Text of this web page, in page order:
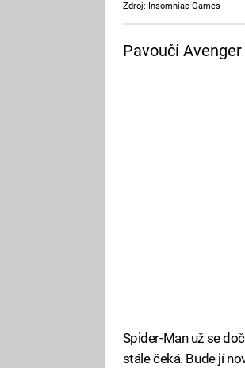
Zdroj: Insomniac Games
Pavoučí
Spider-Man už se
stále čeká. Bude jí